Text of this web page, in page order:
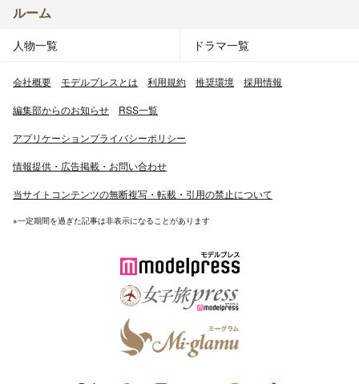
ルーム
人物一覧 ドラマ一覧
会社概要 モデルプレスとは 利用規約 推奨環境 採用情報
編集部からのお知らせ RSS一覧
アプリケーションプライバシーポリシー
情報提供・広告掲載・お問い合わせ
当サイトコンテンツの無断複写・転載・引用の禁止について
※一定期間を過ぎた記事は非表示になることがあります